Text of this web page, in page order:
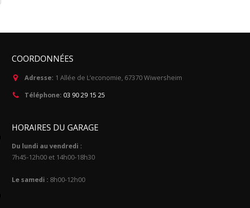
COORDONNÉES
Adresse: 1 Allée de L’economie, 67370 Wiwersheim
Téléphone: 03 90 29 15 25
HORAIRES DU GARAGE
Du lundi au vendredi :
7h45-12h00 et 14h00-18h30
Le samedi : 8h00-12h00